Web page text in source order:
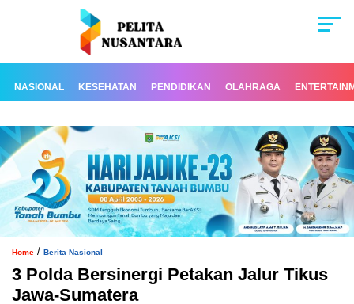
NASIONAL KESEHATAN PENDIDIKAN OLAHRAGA
Home / Berita Nasional
3 Polda Bersinergi Petakan Jalur Tikus
Jawa-Sumatera